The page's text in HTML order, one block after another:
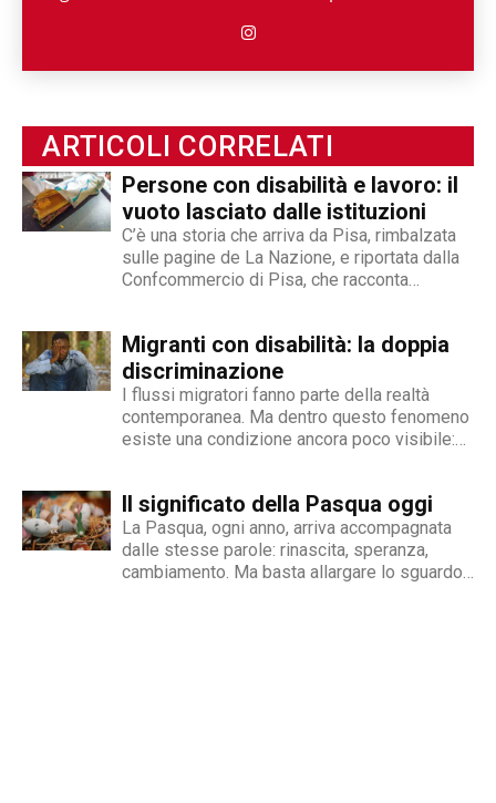
esperienza nel mondo associazionistico italiano
e internazionale, Angelo Andrea Vegliante ha
ottenendo capacità eclettiche che gli
permettono di spaziare tra giornalismo,
videogiornalismo e speakeraggio radiofonico. La
sua impronta stilistica è da sempre al servizio
dei temi sociali: si fa portavoce delle fasce più
deboli della società, spinto dall'irrefrenabile
curiosità. L’immancabile sete di verità lo
checking in campo giornalistico e come capo
redattore del nostro magazine online.
ARTICOLI CORRELATI
Persone con disabilità e lavoro: il
vuoto lasciato dalle istituzioni
C’è una storia che arriva da Pisa, rimbalzata
sulle pagine de La Nazione, e riportata dalla
Confcommercio di Pisa, che racconta
persone con disabilità in Italia. Una madre e
un padre hanno deciso...
Migranti con disabilità: la doppia
discriminazione
I flussi migratori fanno parte della realtà
contemporanea. Ma dentro questo fenomeno
esiste una condizione ancora poco visibile:
traduce in discriminazione intersezionale.
Perché il fenomeno esiste Le cause sono
diverse e spesso...
Il significato della Pasqua oggi
La Pasqua, ogni anno, arriva accompagnata
dalle stesse parole: rinascita, speranza,
cambiamento. Ma basta allargare lo sguardo